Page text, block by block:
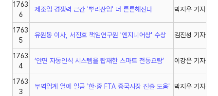
1763
6
제조업 경쟁력 근간 '뿌리산업' 더 튼튼해진다 박지우 기자
1763
5
유원동 이사, 서진호 책임연구원 '엔지니어상' 수상 김진성 기자
1763
4
‘안면 자동인식 시스템을 탑재한 스마트 전동요람’ 이강은 기자
1763
3
무역업계 열에 일곱 '한·중 FTA 중국시장 진출 도움' 박지우 기자